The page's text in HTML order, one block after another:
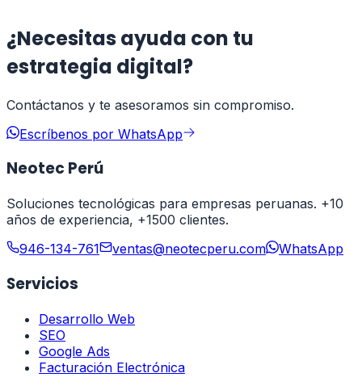
¿Necesitas ayuda con tu
estrategia digital?
Contáctanos y te asesoramos sin compromiso.
Escríbenos por WhatsApp
Neotec Perú
Soluciones tecnológicas para empresas peruanas. +10
años de experiencia, +1500 clientes.
946-134-761
ventas@neotecperu.com WhatsApp
Servicios
Desarrollo Web
SEO
Google Ads
Facturación Electrónica